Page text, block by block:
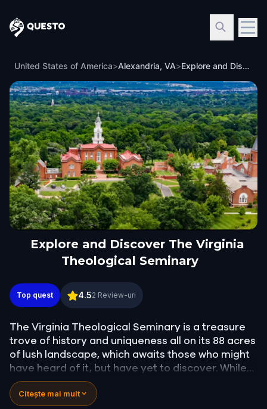
Questo
United States of America>Alexandria, VA> Explore and Discover The Virginia Theological Seminary
Explore and Discover The Virginia
Theological Seminary
Explore and Discover The Virginia Theological
Top quest 4.52 Review-uri
The Virginia Theological Seminary is a treasure
trove of history and uniqueness all on its 88 acres
of lush landscape, which awaits those who might
have heard of it, but have yet to discover. While
you embark on a little journey, enjoy this
escapade to a few of the many "must see" sights
Citește mai mult